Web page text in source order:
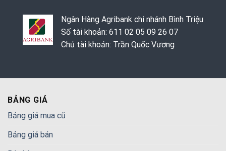
Ngân Hàng Agribank chi nhánh Bình Triệu
Số tài khoản: 611 02 05 09 26 07
Chủ tài khoản: Trần Quốc Vương
BẢNG GIÁ
Bảng giá mua cũ
Bảng giá bán